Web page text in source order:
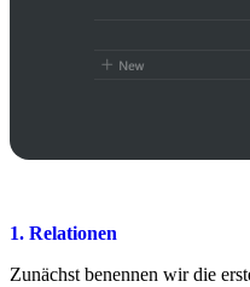
1. Relationen
Zunächst benennen wir die